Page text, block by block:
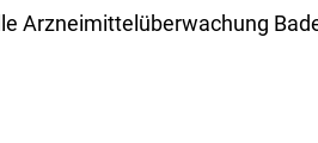
Arzneimittelüberwachung